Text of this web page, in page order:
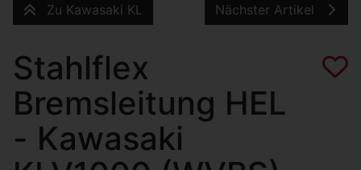
Zu Kawasaki KL Nächster Artikel
Stahlflex
Bremsleitung HEL
- Kawasaki